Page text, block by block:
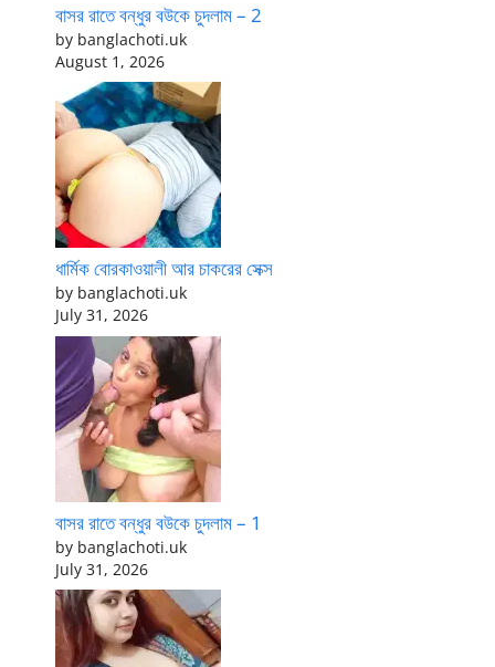
বাসর রাতে বন্ধুর বউকে চুদলাম – 2
by banglachoti.uk
August 1, 2026
ধার্মিক বোরকাওয়ালী আর চাকরের সেক্স
by banglachoti.uk
July 31, 2026
বাসর রাতে বন্ধুর বউকে চুদলাম – 1
by banglachoti.uk
July 31, 2026